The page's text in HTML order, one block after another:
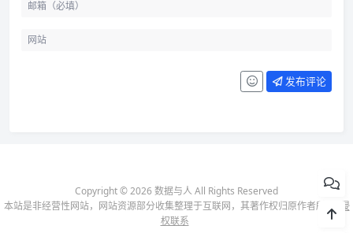
发布评论
Copyright © 2026 数据与人 All Rights Reserved
本站是非经营性网站，网站资源部分收集整理于互联网，其著作权归原作者所有-
侵
权联系